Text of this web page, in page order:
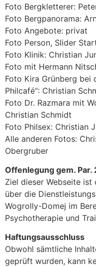
Foto Bergkletterer:
Foto Bergpanorama:
Foto Angebote: privat
Foto Person, Slider
Foto Klinik: Christian
Foto mit Hermann
Foto Kira Grünberg bei
Philcafé“: Christian
Foto Dr. Razmara mit
Christian Schmidt
Foto Philsex: Christian
Alle anderen Fotos:
Obergruber
Offenlegung gem.
Ziel dieser Webseite
über die
Wogrolly-Domej im
Psychotherapie und
Haftungsausschluss
Obwohl sämtliche
geprüft wurden, kann